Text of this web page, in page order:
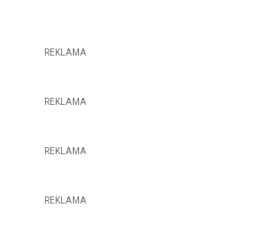
REKLAMA
REKLAMA
REKLAMA
REKLAMA